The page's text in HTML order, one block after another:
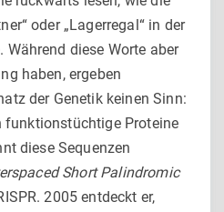
oder „Lagerregal“ in der
Während diese Worte aber
haben, ergeben
der Genetik keinen Sinn:
funktionstüchtige Proteine
diese Sequenzen
Short Palindromic
2005 entdeckt er,